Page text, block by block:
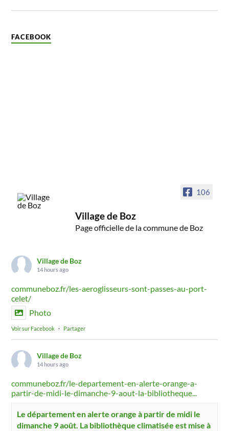
FACEBOOK
106
Village de Boz
Page officielle de la commune de Boz
Village de Boz
14 hours ago
communeboz.fr/les-aeroglisseurs-sont-passes-au-port-
celet/
Photo
Voir sur Facebook · Partager
Village de Boz
14 hours ago
communeboz.fr/le-departement-en-alerte-orange-a-
partir-de-midi-le-dimanche-9-aout-la-bibliotheque...
Le département en alerte orange à partir de midi le
dimanche 9 août. La bibliothèque climatisée est mise à